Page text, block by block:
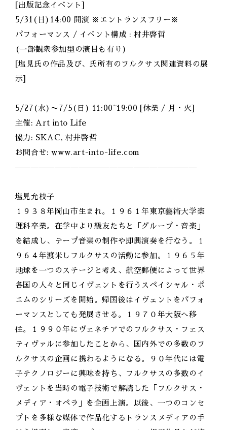
[出版記念イベント]
5/31(日)14:00 開演 ※エントランスフリー※
パフォーマンス / イベント構成 : 村井啓哲
(一部観衆参加型の演目も有り)
[塩見氏の作品及び、氏所有のフルクサス関連資料の展
示]
5/27(水)〜7/5(日) 11:00~19:00 [休業 / 月・火]
主催: Art into Life
協力: SKAC, 村井啓哲
お問合せ: www.art-into-life.com
———————————————————————
塩見允枝子
１９３８年岡山市生まれ。１９６１年東京藝術大学楽
理科卒業。在学中より級友たちと「グループ・音楽」
を結成し、テープ音楽の制作や即興演奏を行なう。１
９６４年渡米しフルクサスの活動に参加。１９６５年
地球を一つのステージと考え、航空郵便によって世界
各国の人々と同じイヴェントを行うスペイシャル・ポ
エムのシリーズを開始。帰国後はイヴェントをパフォ
ーマンスとしても発展させる。１９７０年大阪へ移
住。１９９０年にヴェネチアでのフルクサス・フェス
ティヴァルに参加したことから、国内外での多数のフ
ルクサスの企画に携わるようになる。９０年代には電
子テクノロジーに興味を持ち、フルクサスの多数のイ
ヴェントを当時の電子技術で解読した「フルクサス・
メディア・オペラ」を企画上演。以後、一つのコンセ
プトを多様な媒体で作品化するトランスメディアの手